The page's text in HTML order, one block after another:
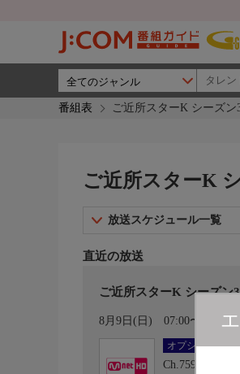
番組表 ご近所スターK シーズン
ご近所スターK
放送スケジュール一覧
直近の放送
ご近所スターK シーズン
8月9日(日) 07:00〜07:30
オプション
Ch.759